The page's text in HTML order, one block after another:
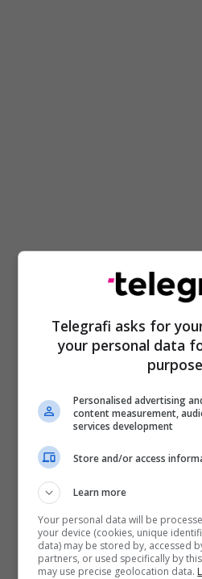
Telegrafi asks for
your personal data
Personalised advertising
content measurement,
services development
Store and/or access
Learn more
Your personal data will be
your device (cookies, unique
data) may be stored by, accessed
partners, or used specifically by
may use precise geolocation data.